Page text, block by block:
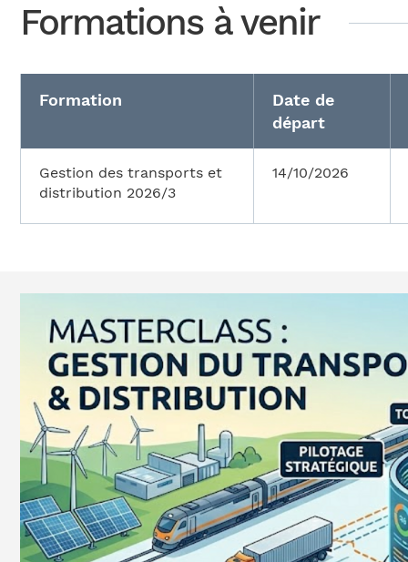
Formations à venir
Formation
Date de
départ
Gestion des transports et
distribution 2026/3
14/10/2026